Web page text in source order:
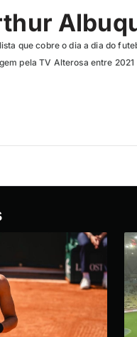
que cobre o dia a dia do
pela TV Alterosa entre 2021